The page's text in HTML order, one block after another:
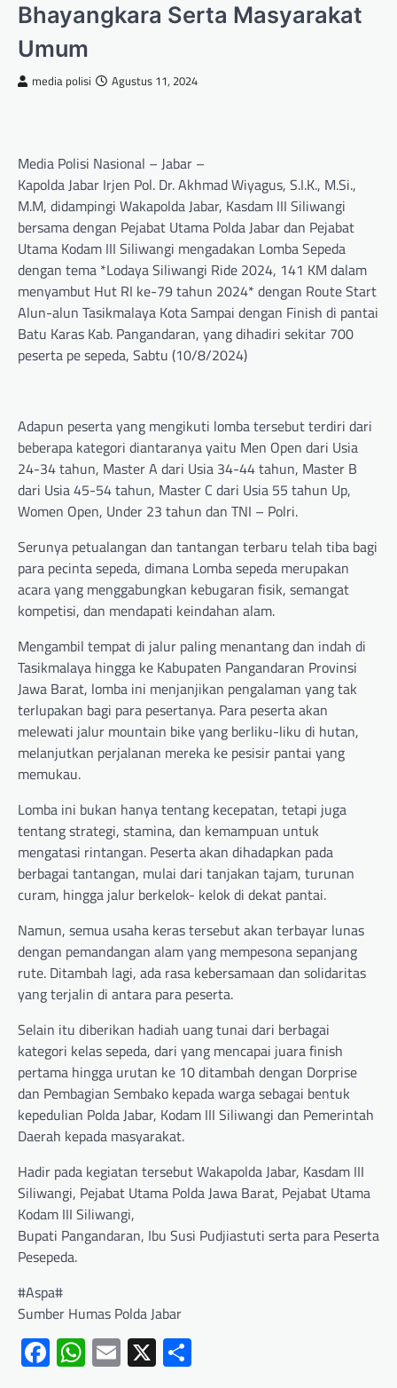
Bhayangkara Serta Masyarakat
Umum
media polisi Agustus 11, 2024
Media Polisi Nasional – Jabar –
Kapolda Jabar Irjen Pol. Dr. Akhmad Wiyagus, S.I.K., M.Si.,
M.M, didampingi Wakapolda Jabar, Kasdam III Siliwangi
bersama dengan Pejabat Utama Polda Jabar dan Pejabat
Utama Kodam III Siliwangi mengadakan Lomba Sepeda
dengan tema *Lodaya Siliwangi Ride 2024, 141 KM dalam
menyambut Hut RI ke-79 tahun 2024* dengan Route Start
Alun-alun Tasikmalaya Kota Sampai dengan Finish di pantai
Batu Karas Kab. Pangandaran, yang dihadiri sekitar 700
peserta pe sepeda, Sabtu (10/8/2024)
Adapun peserta yang mengikuti lomba tersebut terdiri dari
beberapa kategori diantaranya yaitu Men Open dari Usia
24-34 tahun, Master A dari Usia 34-44 tahun, Master B
dari Usia 45-54 tahun, Master C dari Usia 55 tahun Up,
Women Open, Under 23 tahun dan TNI – Polri.
Serunya petualangan dan tantangan terbaru telah tiba bagi
para pecinta sepeda, dimana Lomba sepeda merupakan
acara yang menggabungkan kebugaran fisik, semangat
kompetisi, dan mendapati keindahan alam.
Mengambil tempat di jalur paling menantang dan indah di
Tasikmalaya hingga ke Kabupaten Pangandaran Provinsi
Jawa Barat, lomba ini menjanjikan pengalaman yang tak
terlupakan bagi para pesertanya. Para peserta akan
melewati jalur mountain bike yang berliku-liku di hutan,
melanjutkan perjalanan mereka ke pesisir pantai yang
memukau.
Lomba ini bukan hanya tentang kecepatan, tetapi juga
tentang strategi, stamina, dan kemampuan untuk
mengatasi rintangan. Peserta akan dihadapkan pada
berbagai tantangan, mulai dari tanjakan tajam, turunan
curam, hingga jalur berkelok- kelok di dekat pantai.
Namun, semua usaha keras tersebut akan terbayar lunas
dengan pemandangan alam yang mempesona sepanjang
rute. Ditambah lagi, ada rasa kebersamaan dan solidaritas
yang terjalin di antara para peserta.
Selain itu diberikan hadiah uang tunai dari berbagai
kategori kelas sepeda, dari yang mencapai juara finish
pertama hingga urutan ke 10 ditambah dengan Dorprise
dan Pembagian Sembako kepada warga sebagai bentuk
kepedulian Polda Jabar, Kodam III Siliwangi dan Pemerintah
Daerah kepada masyarakat.
Hadir pada kegiatan tersebut Wakapolda Jabar, Kasdam III
Siliwangi, Pejabat Utama Polda Jawa Barat, Pejabat Utama
Kodam III Siliwangi,
Bupati Pangandaran, Ibu Susi Pudjiastuti serta para Peserta
Pesepeda.
#Aspa#
Sumber Humas Polda Jabar
Facebook
WhatsApp
Email
X